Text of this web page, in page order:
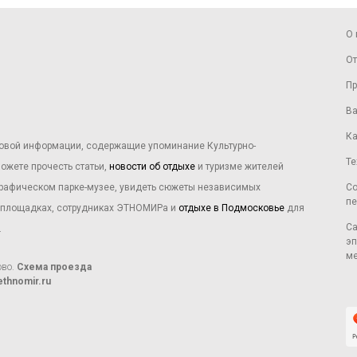
О
информации, содержащие упоминание Культурно-
прочесть статьи, новости об отдыхе и туризме жителей
парке-музее, увидеть сюжеты независимых
сотрудниках ЭТНОМИРа и отдыхе в Подмосковье для
Схема проезда